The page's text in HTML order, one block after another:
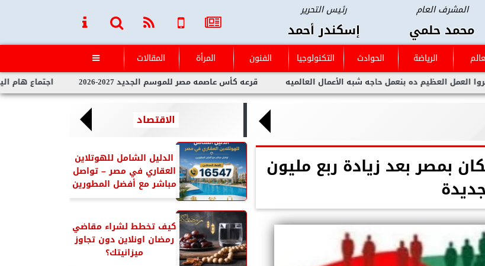
المشرف العام
محمد حلمي
رئيس التحرير
إسكندر أحمد
الرياضة الحوادث التكنولوجيا الفنون المرأة المقالات 
اجتماع هام اليوم قرعه كأس عاصمه مصر للموسم الجديد 2027-2026 ده بنعمل حاجه شبه الأعمال العالميه
بمصر بعد زيادة ربع مليون
الاقتصاد
الدليل الشامل للهوتلاين
العقاري في مصر – تواصل
مباشر مع أفضل المطورين
كيف تخطط لشراء مقاضي
رمضان اونلاين دون تجاوز
ميزانيتك؟